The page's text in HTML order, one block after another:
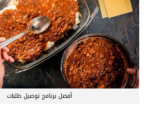
أفضل برنامج توصيل طلبات